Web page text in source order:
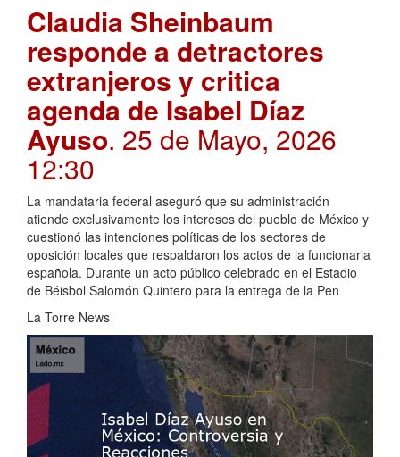
Claudia Sheinbaum
responde a detractores
extranjeros y critica
agenda de Isabel Díaz
Ayuso. 25 de Mayo, 2026
12:30
La mandataria federal aseguró que su administración
atiende exclusivamente los intereses del pueblo de México y
cuestionó las intenciones políticas de los sectores de
oposición locales que respaldaron los actos de la funcionaria
española. Durante un acto público celebrado en el Estadio
de Béisbol Salomón Quintero para la entrega de la Pen
La Torre News